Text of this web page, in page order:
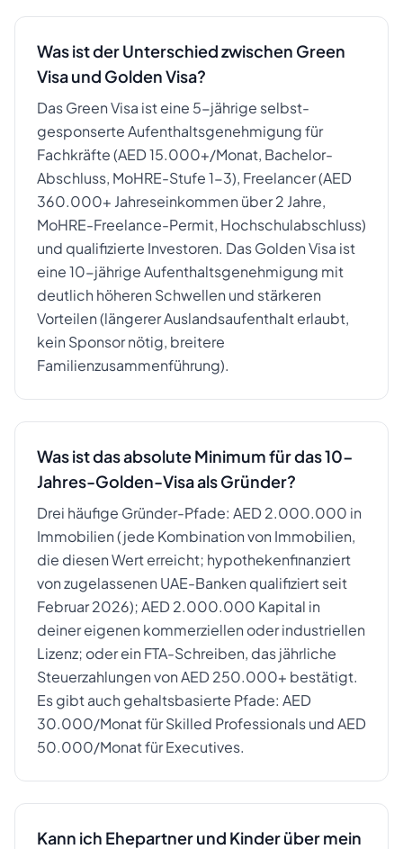
Was ist der Unterschied zwischen Green
Visa und Golden Visa?
Das Green Visa ist eine 5-jährige selbst-
gesponserte Aufenthaltsgenehmigung für
Fachkräfte (AED 15.000+/Monat, Bachelor-
Abschluss, MoHRE-Stufe 1-3), Freelancer (AED
360.000+ Jahreseinkommen über 2 Jahre,
MoHRE-Freelance-Permit, Hochschulabschluss)
und qualifizierte Investoren. Das Golden Visa ist
eine 10-jährige Aufenthaltsgenehmigung mit
deutlich höheren Schwellen und stärkeren
Vorteilen (längerer Auslandsaufenthalt erlaubt,
kein Sponsor nötig, breitere
Familienzusammenführung).
Was ist das absolute Minimum für das 10-
Jahres-Golden-Visa als Gründer?
Drei häufige Gründer-Pfade: AED 2.000.000 in
Immobilien (jede Kombination von Immobilien,
die diesen Wert erreicht; hypothekenfinanziert
von zugelassenen UAE-Banken qualifiziert seit
Februar 2026); AED 2.000.000 Kapital in
deiner eigenen kommerziellen oder industriellen
Lizenz; oder ein FTA-Schreiben, das jährliche
Steuerzahlungen von AED 250.000+ bestätigt.
Es gibt auch gehaltsbasierte Pfade: AED
30.000/Monat für Skilled Professionals und AED
50.000/Monat für Executives.
Kann ich Ehepartner und Kinder über mein